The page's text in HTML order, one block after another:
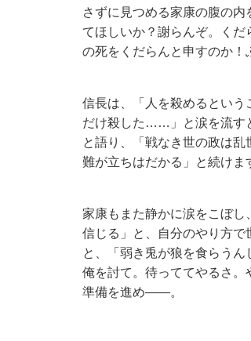
さずに見つめる家康の腹の
てほしいか？謝らんぞ。く
の死をくだらんと申すのか！
信長は、「人を殺めるとい
だけ殺した……」と涙を流す
と語り、「戦なき世の政は
難が立ちはだかる」と続けま
家康もまた静かに涙をこぼ
信じる」と、自分のやり方
と、「弱き兎が狼を食らうん
俺を討て。待っててやるさ。
準備を進め――。